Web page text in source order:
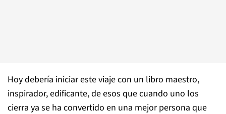
Hoy debería iniciar este viaje con un libro maestro,
inspirador, edificante, de esos que cuando uno los
cierra ya se ha convertido en una mejor persona que